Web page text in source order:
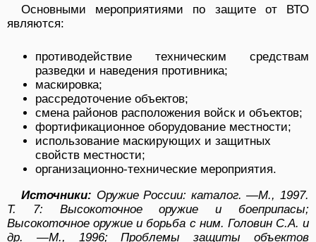
Основными мероприятиями по защите от ВТО
являются:
противодействие техническим средствам
разведки и наведения противника;
маскировка;
рассредоточение объектов;
смена районов расположения войск и объектов;
фортификационное оборудование местности;
использование маскирующих и защитных
свойств местности;
организационно-технические мероприятия.
Источники: Оружие России: каталог. —М., 1997.
Т. 7: Высокоточное оружие и боеприпасы;
Высокоточное оружие и борьба с ним. Головин С.А. и
др. —М., 1996; Проблемы защиты объектов